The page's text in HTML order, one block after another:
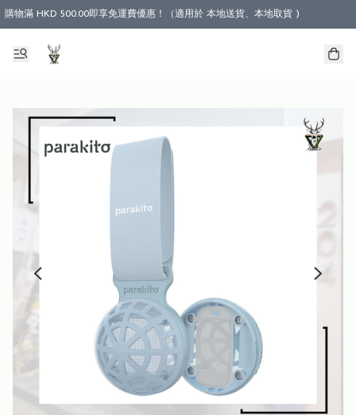
購物滿 HKD 500.00即享免運費優惠！（適用於 本地送貨、本地取貨 )